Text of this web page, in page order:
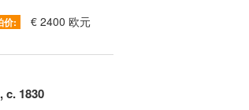
价: € 2400 欧元
c. 1830